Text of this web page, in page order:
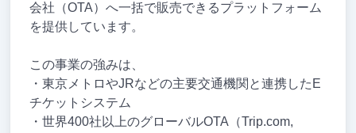
会社（OTA）へ一括で販売できるプラットフォーム
を提供しています。
この事業の強みは、
・東京メトロやJRなどの主要交通機関と連携したE
チケットシステム
・世界400社以上のグローバルOTA（Trip.com,